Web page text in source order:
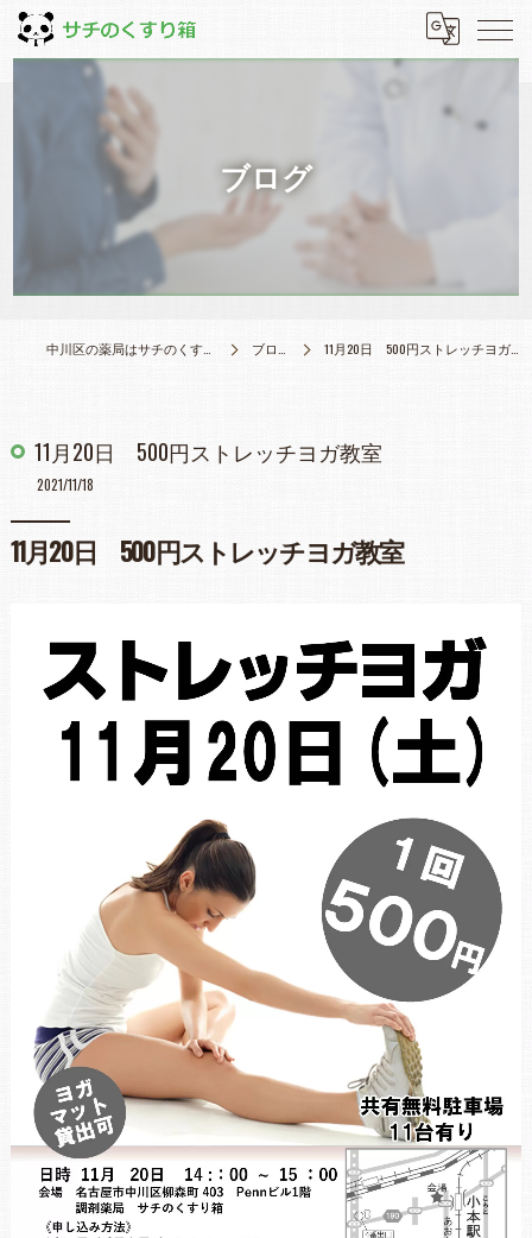
ブログ
中川区の薬局はサチのくすり箱 ブログ 11月20日 500円ストレッチヨガ教室
11月20日 500円ストレッチヨガ教室
2021/11/18
11月20日 500円ストレッチヨガ教室